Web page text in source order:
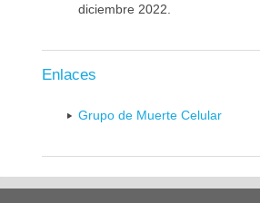
diciembre 2022.
Enlaces
Grupo de Muerte Celular